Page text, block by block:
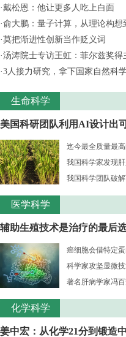
·戴松恩：他让更多人吃上白面
·俞大鹏：量子计算，从理论构想
·莫把渐进性创新当作贬义词
·汤涛院士专访王虹：菲尔兹奖得
·3人接力研究，拿下国家自然科
生命科学
美国科研团队利用AI设计出
迄今最全质量最
我国科学家发现
我国科学团队破
医学科学
辅助生殖技术是治疗的最后
癌细胞会借特定
科学家攻坚显微
著名肝病学家冯
化学科学
姜中宏：从化学21分到锻造